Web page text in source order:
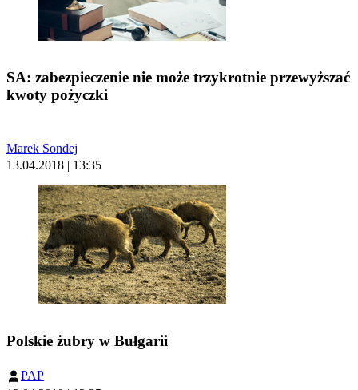
SA: zabezpieczenie nie może trzykrotnie przewyższać
kwoty pożyczki
Marek Sondej
13.04.2018 | 13:35
Polskie żubry w Bułgarii
PAP